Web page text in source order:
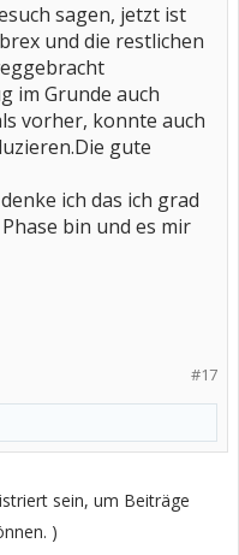
sagen, jetzt ist
und die restlichen
im Grunde auch
vorher, konnte auch
gute
ich das ich grad
bin und es mir
#17
sein, um Beiträge
)